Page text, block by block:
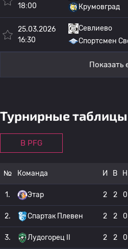
18:00
Крумовград
25.03.2026
16:30
Севлиево
Спортсмен
Показать
Турнирные таблицы
B PFG
№ Команда И В Н
1. Этар 2 2 0
2. Спартак Плевен 2 2 0
3. Лудогорец II 2 2 0